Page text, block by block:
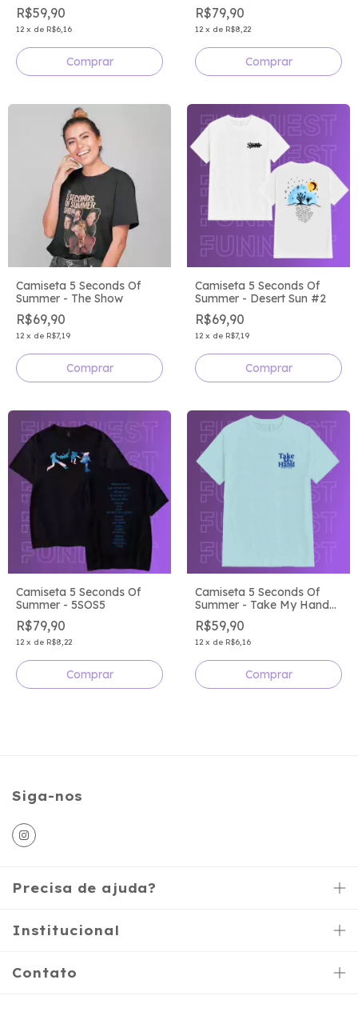
R$59,90
12 x de R$6,16
Comprar
R$79,90
12 x de R$8,22
Comprar
Camiseta 5 Seconds Of
Summer - The Show
R$69,90
12 x de R$7,19
Comprar
Camiseta 5 Seconds Of
Summer - Desert Sun #2
R$69,90
12 x de R$7,19
Comprar
Camiseta 5 Seconds Of
Summer - 5SOS5
R$79,90
12 x de R$8,22
Comprar
Camiseta 5 Seconds Of
Summer - Take My Hand
World Tour
R$59,90
12 x de R$6,16
Comprar
Siga-nos
Precisa de ajuda?
Institucional
Contato